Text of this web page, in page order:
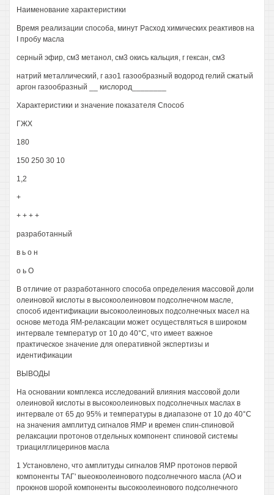
Наименование характеристики
Время реализации способа, минут Расход химических реактивов на
I пробу масла
серный эфир, см3 метанол, см3 окись кальция, г гексан, см3
натрий металлический, г азо1 газообразный водород гелий сжатый
аргон газообразный __ кислород________
Характеристики и значение показателя Способ
ГЖХ
180
150 250 30 10
1,2
+
+ + + +
разработанный
в ь о н
о ь О
В отличие от разработанного способа определения массовой доли
олеиновой кислоты в высокоолеиновом подсолнечном масле,
способ идентификации высокоолеиновых подсолнечных масел на
основе метода ЯМ-релаксации может осуществляться в широком
интервале температур от 10 до 40°С, что имеет важное
практическое значение для оперативной экспертизы и
идентификации
ВЫВОДЫ
На основании комплекса исследований влияния массовой доли
олеиновой кислоты в высокоолеиновых подсолнечных маслах в
интервале от 65 до 95% и температуры в диапазоне от 10 до 40°С
на значения амплитуд сигналов ЯМР и времен спин-спиновой
релаксации протонов отдельных компонент спиновой системы
триацилглицеринов масла
1 Установлено, что амплитуды сигналов ЯМР протонов первой
компоненты ТАГ' выеокоолеинового подсолнечного масла (АО и
проюнов шорой компоненты высокоолеинового подсолнечного